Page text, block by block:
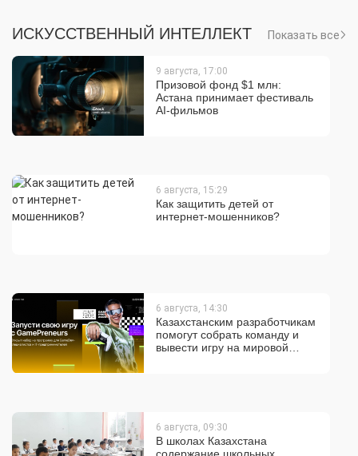
ИСКУССТВЕННЫЙ ИНТЕЛЛЕКТ Показать все
9 августа, 17:00
Призовой фонд $1 млн:
Астана принимает фестиваль
AI-фильмов
6 августа, 15:29
Как защитить детей от
интернет-мошенников?
6 августа, 14:30
Казахстанским разработчикам
помогут собрать команду и
вывести игру на мировой
6 августа, 09:30
В школах Казахстана